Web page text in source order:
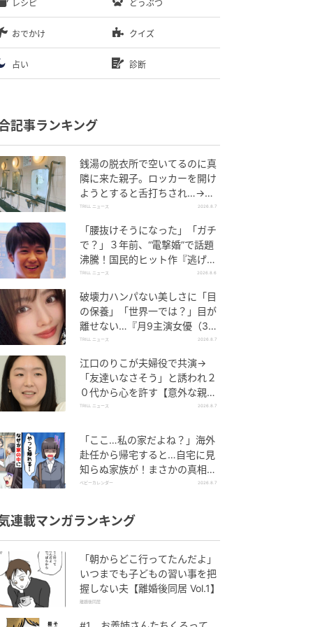
レシピ どうぶつ
おでかけ クイズ
占い 診断
記事ランキング
銭湯の脱衣所で空いてるのに真
隣に来た親子。ロッカーを開け
ようとすると舌打ちされ…→直
後、娘の放った“純粋な一言”に
TRILL ニュース 2026.8.7
「腰抜けそうになった」「ガチ
で？」３年前、“電撃婚”で話題
沸騰！国民的ヒット作『逃げ
恥』で異彩放った【国宝級イケ
TRILL ニュース 2026.8.6
破壊力ハンパない美しさに「目
の保養」「世界一では？」目が
離せない…『月9主演女優（34
歳）』“極上”美ショットがすご
TRILL ニュース 2026.8.7
江口のりこが夫婦役で共演→
「友達いなさそう」と誘われ２
０代から心を許す【意外な親友
芸人】とは？
TRILL ニュース 2026.8.7
「ここ…私の家だよね？」海外
赴任から帰宅すると…自宅に見
知らぬ家族が！まさかの真相と
は！？
ベビーカレンダー 2026.8.7
連載マンガランキング
「朝からどこ行ってたんだよ」
いつまでも子どもの習い事を把
握しない夫【離婚後同居 Vol.1】
離婚後同居